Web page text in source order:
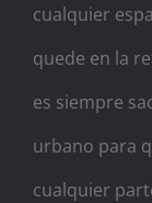
cualquier
quede en la
es siempre
urbano para
cualquier